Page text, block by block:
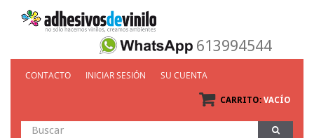
613994544
CONTACTO INICIAR SESIÓN SU CUENTA
CARRITO: VACÍO